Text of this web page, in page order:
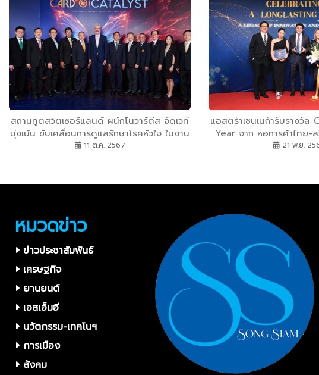
สถานทูตสวิตเซอร์แลนด์ ผนึกโนวาร์ตีส จัดเวที
มุ่งเน้น ขับเคลื่อนการดูแลรักษาโรคหัวใจ ในงาน
‘Cardio Catalyst: Driving Change in
11 ต.ค. 2567
แอสตร้าเซนเนก้ารับรางวั
Year จาก หอการค้าไทย-
ระดับสุขภาพคนไทยผ่านโคร
21 พ.ย.
หมวดข่าว
ข่าวประชาสัมพันธ์
เศรษฐกิจ
ยานยนต์
เอสเอ็มอี
นวัตกรรม-เทคโนฯ
การเมือง
สังคม